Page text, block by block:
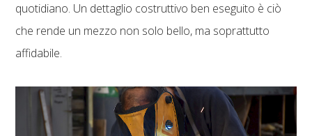
quotidiano. Un dettaglio costruttivo ben eseguito è ciò
che rende un mezzo non solo bello, ma soprattutto
affidabile.